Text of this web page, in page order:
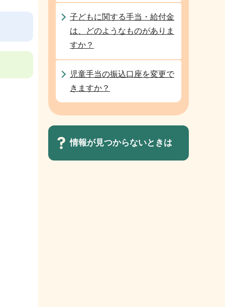
子どもに関する手当・給付金
は、どのようなものがありま
すか？
児童手当の振込口座を変更で
きますか？
情報が見つからないときは